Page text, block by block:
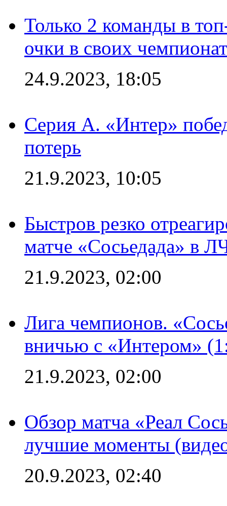
Только 2 команды в
очки в своих
24.9.2023, 18:05
Серия А. «Интер»
потерь
21.9.2023, 10:05
Быстров резко
матче «Сосьедада» в
21.9.2023, 02:00
Лига чемпионов.
вничью с «Интером»
21.9.2023, 02:00
Обзор матча «Реал
лучшие моменты
20.9.2023, 02:40